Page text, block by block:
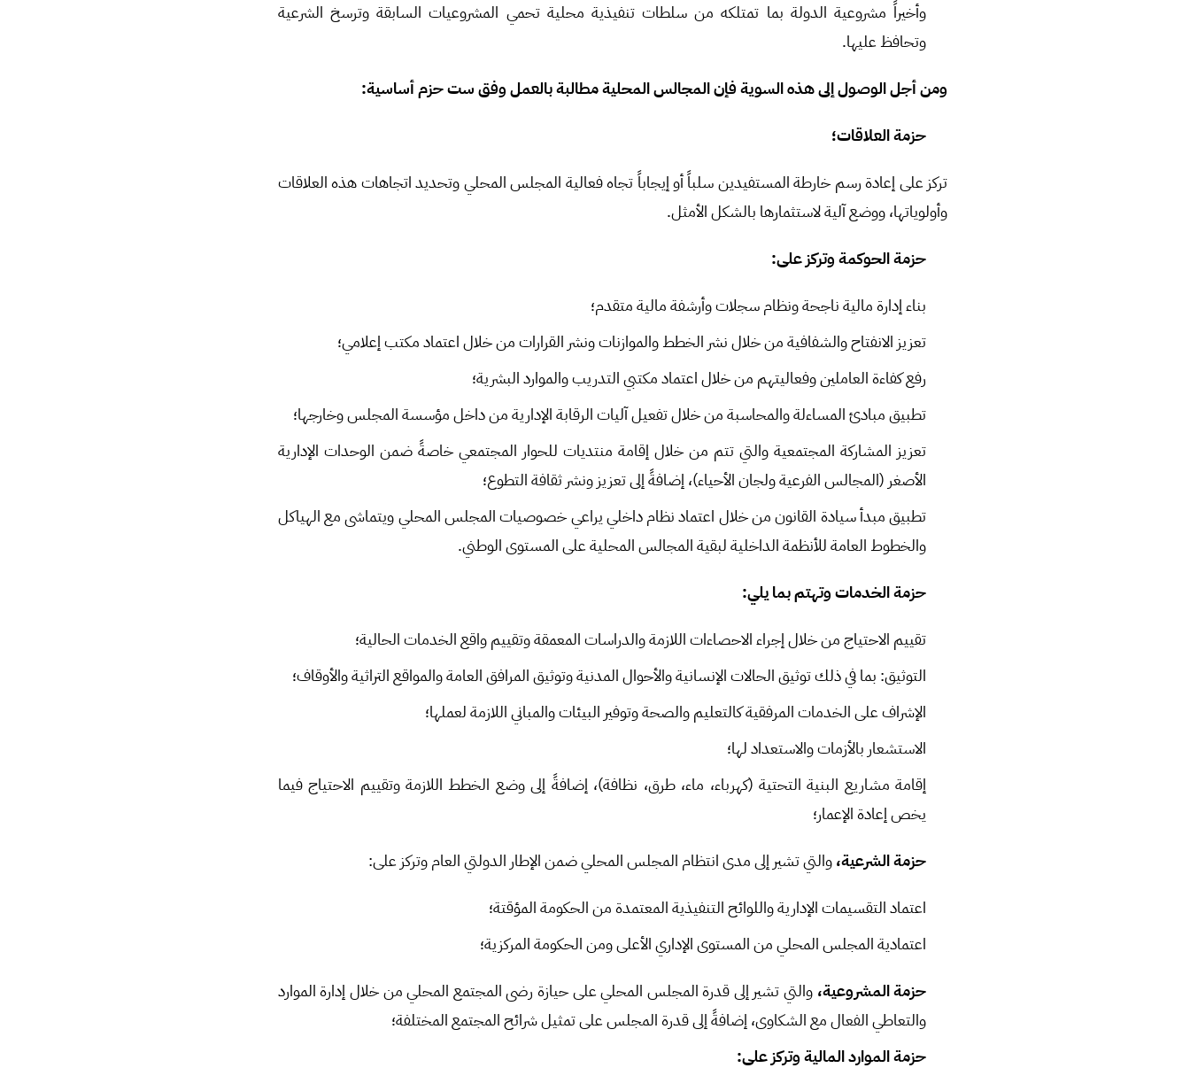
وأخيراً مشروعية الدولة بما تمتلكه من سلطات تنفيذية محلية تحمي المشروعيات السابقة وترسخ الشرعية
وتحافظ عليها.
ومن أجل الوصول إلى هذه السوية فإن المجالس المحلية مطالبة بالعمل وفق ست حزم أساسية:
حزمة العلاقات؛
تركز على إعادة رسم خارطة المستفيدين سلباً أو إيجاباً تجاه فعالية المجلس المحلي وتحديد اتجاهات هذه العلاقات
وأولوياتها، ووضع آلية لاستثمارها بالشكل الأمثل.
حزمة الحوكمة وتركز على:
بناء إدارة مالية ناجحة ونظام سجلات وأرشفة مالية متقدم؛
تعزيز الانفتاح والشفافية من خلال نشر الخطط والموازنات ونشر القرارات من خلال اعتماد مكتب إعلامي؛
رفع كفاءة العاملين وفعاليتهم من خلال اعتماد مكتبي التدريب والموارد البشرية؛
تطبيق مبادئ المساءلة والمحاسبة من خلال تفعيل آليات الرقابة الإدارية من داخل مؤسسة المجلس وخارجها؛
تعزيز المشاركة المجتمعية والتي تتم من خلال إقامة منتديات للحوار المجتمعي خاصةً ضمن الوحدات الإدارية
الأصغر (المجالس الفرعية ولجان الأحياء)، إضافةً إلى تعزيز ونشر ثقافة التطوع؛
تطبيق مبدأ سيادة القانون من خلال اعتماد نظام داخلي يراعي خصوصيات المجلس المحلي ويتماشى مع الهياكل
والخطوط العامة للأنظمة الداخلية لبقية المجالس المحلية على المستوى الوطني.
حزمة الخدمات وتهتم بما يلي:
تقييم الاحتياج من خلال إجراء الاحصاءات اللازمة والدراسات المعمقة وتقييم واقع الخدمات الحالية؛
التوثيق: بما في ذلك توثيق الحالات الإنسانية والأحوال المدنية وتوثيق المرافق العامة والمواقع التراثية والأوقاف؛
الإشراف على الخدمات المرفقية كالتعليم والصحة وتوفير البيئات والمباني اللازمة لعملها؛
الاستشعار بالأزمات والاستعداد لها؛
إقامة مشاريع البنية التحتية (كهرباء، ماء، طرق، نظافة)، إضافةً إلى وضع الخطط اللازمة وتقييم الاحتياج فيما
يخص إعادة الإعمار؛
حزمة الشرعية،والتي تشير إلى مدى انتظام المجلس المحلي ضمن الإطار الدولتي العام وتركز على:
اعتماد التقسيمات الإدارية واللوائح التنفيذية المعتمدة من الحكومة المؤقتة؛
اعتمادية المجلس المحلي من المستوى الإداري الأعلى ومن الحكومة المركزية؛
حزمة المشروعية، والتي تشير إلى قدرة المجلس المحلي على حيازة رضى المجتمع المحلي من خلال إدارة الموارد
والتعاطي الفعال مع الشكاوى، إضافةً إلى قدرة المجلس على تمثيل شرائح المجتمع المختلفة؛
حزمة الموارد المالية وتركز على: